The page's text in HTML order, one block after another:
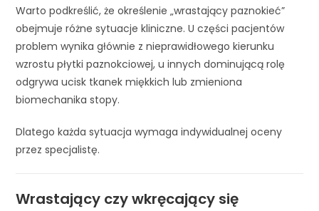
Warto podkreślić, że określenie „wrastający paznokieć”
obejmuje różne sytuacje kliniczne. U części pacjentów
problem wynika głównie z nieprawidłowego kierunku
wzrostu płytki paznokciowej, u innych dominującą rolę
odgrywa ucisk tkanek miękkich lub zmieniona
biomechanika stopy.
Dlatego każda sytuacja wymaga indywidualnej oceny
przez specjalistę.
Wrastający czy wkręcający się